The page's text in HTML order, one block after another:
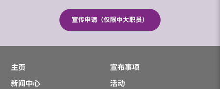
宣传申请（仅限中大职员）
主页
宣布事项
新闻中心
活动